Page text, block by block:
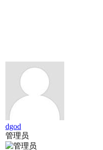
dgod
管理员